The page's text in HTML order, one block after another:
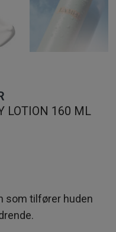
LOTION 160 ML
som tilfører huden